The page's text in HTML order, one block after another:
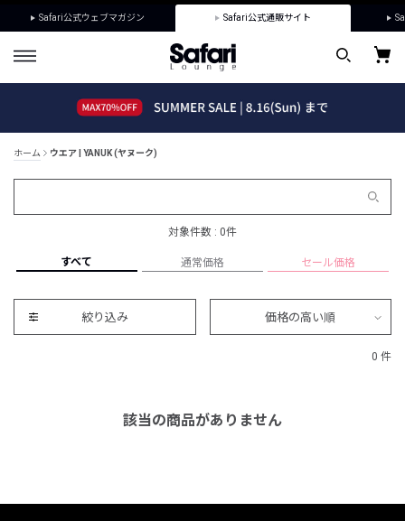
Safari公式ウェブマガジン Safari公式通販サイト
ホーム ウエア | YANUK (ヤヌーク)
対象件数 : 0件
すべて 通常価格 セール価格
絞り込み 価格の高い順
0 件
該当の商品がありません